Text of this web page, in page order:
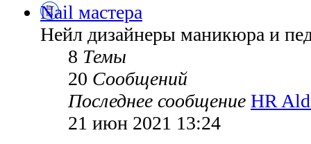
Nail мастера
Нейл дизайнеры маникюра и
8 Темы
20 Сообщений
Последнее сообщение HR
21 июн 2021 13:24